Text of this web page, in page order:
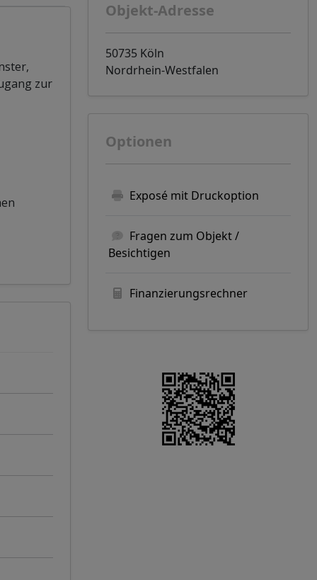
zur
Objekt-Adresse
50735 Köln
Nordrhein-Westfalen
Optionen
Exposé mit Druckoption
Fragen zum Objekt /
Besichtigen
Finanzierungsrechner